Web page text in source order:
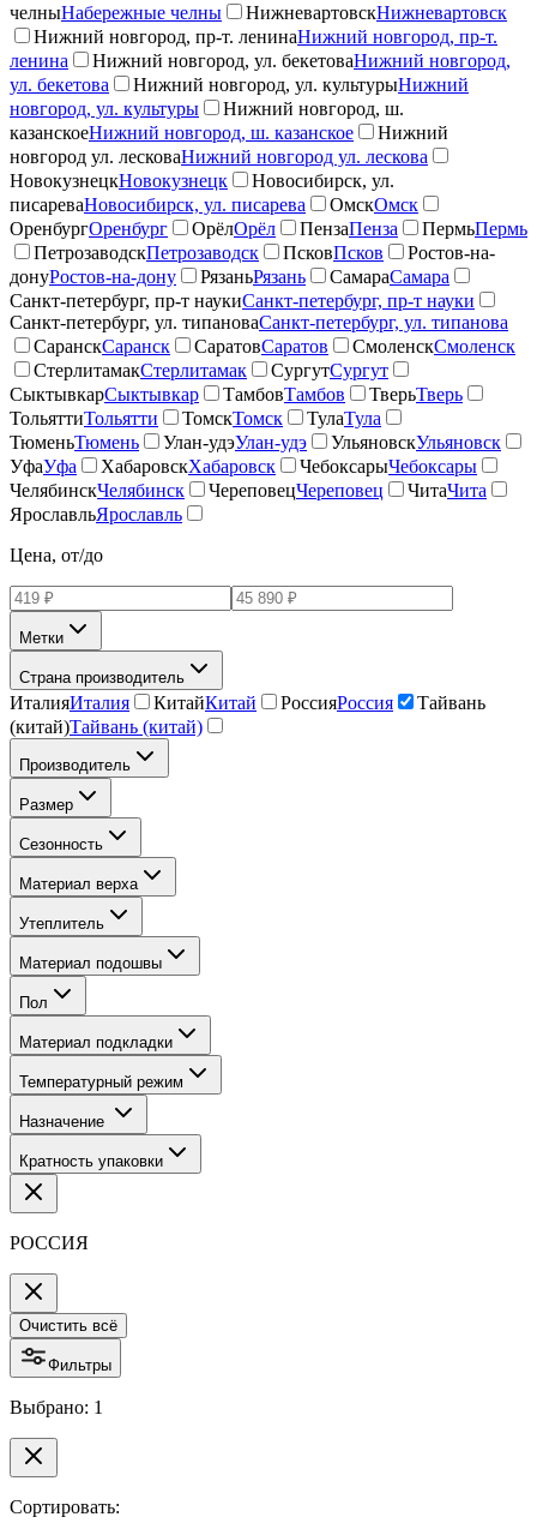
челныНабережные челны НижневартовскНижневартовск
Нижний новгород, пр-т. ленинаНижний новгород, пр-т.
ленина
Нижний новгород, ул. бекетоваНижний новгород,
ул. бекетова
Нижний новгород, ул. культурыНижний
новгород, ул. культуры
Нижний новгород, ш.
казанскоеНижний новгород, ш. казанское
Нижний
новгород ул. лесковаНижний новгород ул. лескова
НовокузнецкНовокузнецк
Новосибирск, ул.
писареваНовосибирск, ул. писарева ОмскОмск
ОренбургОренбург ОрёлОрёл ПензаПенза ПермьПермь
ПетрозаводскПетрозаводск ПсковПсков
Ростов-на-
донуРостов-на-дону РязаньРязань СамараСамара
Санкт-петербург, пр-т наукиСанкт-петербург, пр-т науки
Санкт-петербург, ул. типановаСанкт-петербург, ул. типанова
СаранскСаранск СаратовСаратов СмоленскСмоленск
СтерлитамакСтерлитамак СургутСургут
СыктывкарСыктывкар ТамбовТамбов ТверьТверь
ТольяттиТольятти ТомскТомск ТулаТула
ТюменьТюмень Улан-удэУлан-удэ УльяновскУльяновск
УфаУфа ХабаровскХабаровск ЧебоксарыЧебоксары
ЧелябинскЧелябинск ЧереповецЧереповец ЧитаЧита
ЯрославльЯрославль
Цена, от/до
Метки
Страна производитель
ИталияИталия КитайКитай РоссияРоссия
Тайвань
(китай)Тайвань (китай)
Производитель
Размер
Сезонность
Материал верха
Утеплитель
Материал подошвы
Пол
Материал подкладки
Температурный режим
Назначение
Кратность упаковки
РОССИЯ
Очистить всё
Фильтры
Выбрано: 1
Сортировать: